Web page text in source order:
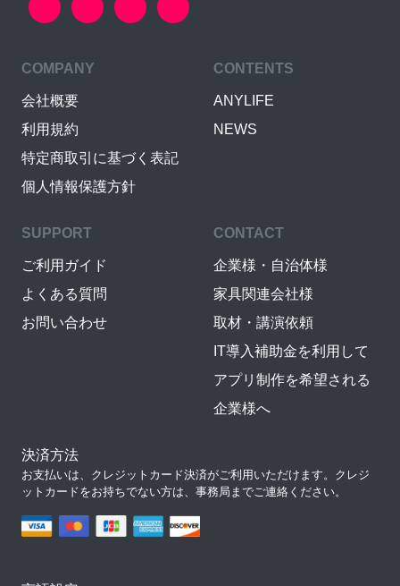
COMPANY
会社概要
利用規約
特定商取引に基づく表記
個人情報保護方針
CONTENTS
ANYLIFE
NEWS
SUPPORT
ご利用ガイド
よくある質問
お問い合わせ
CONTACT
企業様・自治体様
家具関連会社様
取材・講演依頼
IT導入補助金を利用して
アプリ制作を希望される
企業様へ
決済方法
お支払いは、クレジットカード決済がご利用いただけます。クレジ
ットカードをお持ちでない方は、事務局までご連絡ください。